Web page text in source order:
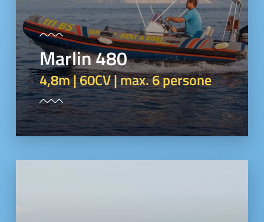
Marlin 480
4,8m | 60CV | max. 6 persone